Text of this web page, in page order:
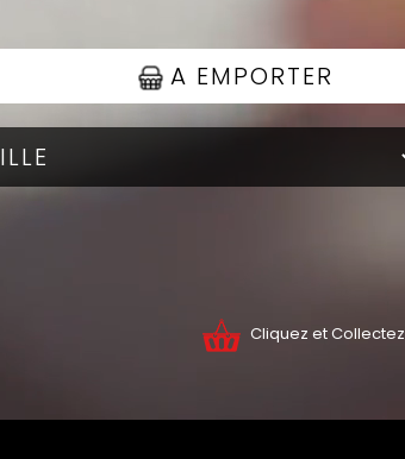
A EMPORTER
Cliquez et Collectez
NOS BURGERS